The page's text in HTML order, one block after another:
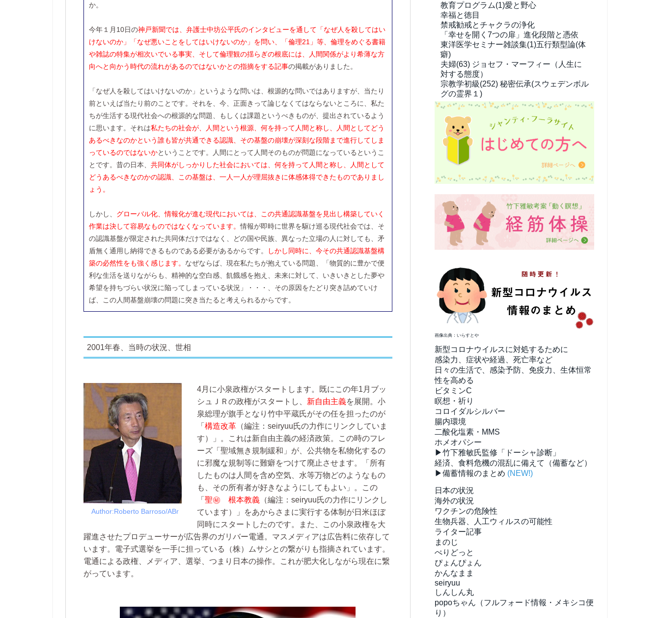
か。
今年１月10日の神戸新聞では、弁護士中坊公平氏のインタビューを通して「なぜ人を殺してはい
けないのか」「なぜ悪いことをしてはいけないのか」を問い、「倫理21」等、倫理をめぐる書籍
や雑誌の特集が相次いでいる事実、そして倫理観の揺らぎの根底には、人間関係がより希薄な方
向へと向かう時代の流れがあるのではないかとの指摘をする記事の掲載がありました。
「なぜ人を殺してはいけないのか」というような問いは、根源的な問いではありますが、当たり
前といえば当たり前のことです。それを、今、正面きって論じなくてはならないところに、私た
ちが生活する現代社会への根源的な問題、もしくは課題というべきものが、提出されているよう
に思います。それは私たちの社会が、人間という根源、何を持って人間と称し、人間としてどう
あるべきなのかという誰も皆が共通できる認識、その基盤の崩壊が深刻な段階まで進行してしま
っているのではないかということです。人間にとって人間そのものが問題になっているというこ
とです。昔の日本、 共同体がしっかりした社会においては、何を持って人間と称し、人間として
どうあるべきなのかの認識、この基盤は、一人一人が理屈抜きに体感体得できたものでありまし
ょう。
しかし、 グローバル化、情報化が進む現代においては、この共通認識基盤を見出し構築していく
作業は決して容易なものではなくなっています。情報が即時に世界を駆け巡る現代社会では、そ
の認識基盤が限定された共同体だけではなく、どの国や民族、異なった立場の人に対しても、矛
盾無く通用し納得できるものである必要があるからです。
しかし同時に、今その共通認識基盤構
築の必然性をも強く感じます。 なぜならば、現在私たちが抱えている問題、「物質的に豊かで便
利な生活を送りながらも、精神的な空白感、飢餓感を抱え、未来に対して、いきいきとした夢や
希望を持ちづらい状況に陥ってしまっている状況」・・・、その原因をたどり突き詰めていけ
ば、この人間基盤崩壊の問題に突き当たると考えられるからです。
2001年春、当時の状況、世相
Author:Roberto Barroso/ABr
4月に小泉政権がスタートします。既にこの年1月ブッ
シュＪＲの政権がスタートし、 新自由主義を展開。小
泉総理が旗手となり竹中平蔵氏がその任を担ったのが
「 構造改革 （編注：seiryuu氏の力作にリンクしていま
す）
」。これは新自由主義の経済政策。この時のフレ
ーズ「聖域無き規制緩和」が、公共物を私物化するの
に邪魔な規制等に難癖をつけて廃止させます。「所有
したものは人間を含め空気、水等万物どのようなもの
も、その所有者が好きなようにしてもよい」。この
「 聖㊙︎ 根本教義 （編注：seiryuu氏の力作にリンクし
ています）
」をあからさまに実行する体制が日米ほぼ
同時にスタートしたのです。また、この小泉政権を大
躍進させたプロデューサーが広告界のガリバー電通。マスメディアは広告料に依存して
います。電子式選挙を一手に担っている（株）ムサシとの繋がりも指摘されています。
電通による政権、メディア、選挙、つまり日本の操作。これが肥大化しながら現在に繋
がっています。
教育プログラム(1)愛と野心
幸福と徳目
禁戒勧戒とチャクラの浄化
「幸せを開く7つの扉」進化段階と憑依
東洋医学セミナー雑談集(1)五行類型論(体
癖)
夫婦(63) ジョセフ・マーフィー（人生に
対する態度）
宗教学初級(252) 秘密伝承(スウェデンボル
グの霊界１)
画像出典：いらすとや
新型コロナウイルスに対処するために
感染力、症状や経過、死亡率など
日々の生活で、感染予防、免疫力、生体恒常
性を高める
ビタミンC
瞑想・祈り
コロイダルシルバー
腸内環境
二酸化塩素・MMS
ホメオパシー
▶竹下雅敏氏監修「ドーシャ診断」
経済、食料危機の混乱に備えて（備蓄など）
▶備蓄情報のまとめ (NEW!)
日本の状況
海外の状況
ワクチンの危険性
生物兵器、人工ウィルスの可能性
ライター記事
まのじ
ぺりどっと
ぴょんぴょん
かんなまま
seiryuu
しんしん丸
popoちゃん（フルフォード情報・メキシコ便
り）